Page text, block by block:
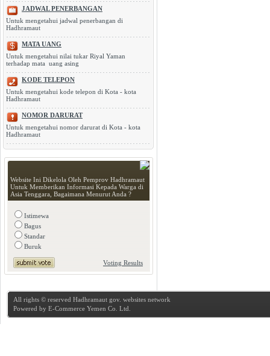
JADWAL PENERBANGAN
Untuk mengetahui jadwal penerbangan di
Hadhramaut
MATA UANG
Untuk mengetahui nilai tukar Riyal Yaman
terhadap mata uang asing
KODE TELEPON
Untuk mengetahui kode telepon di Kota - kota
Hadhramaut
NOMOR DARURAT
Untuk mengetahui nomor darurat di Kota - kota
Hadhramaut
Website Ini Dikelola Oleh Pemprov Hadhramaut
Untuk Memberikan Informasi Kepada Warga di
Asia Tenggara, Bagaimana Menurut Anda ?
Istimewa
Bagus
Standar
Buruk
Voting Results
All rights © reserved Hadhramaut gov. websites network
Powered by E-Commerce Yemen Co. Ltd.